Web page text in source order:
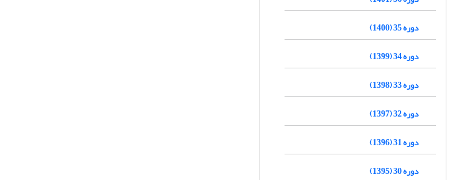
دوره 35 (1400)
دوره 34 (1399)
دوره 33 (1398)
دوره 32 (1397)
دوره 31 (1396)
دوره 30 (1395)